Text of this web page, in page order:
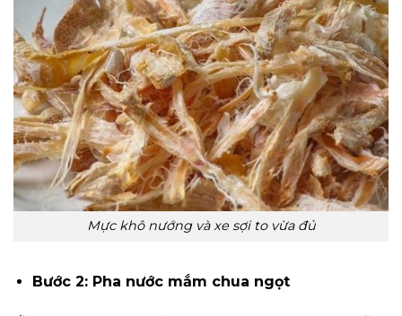
Mực khô nướng và xe sợi to vừa đủ
Bước 2: Pha nước mắm chua ngọt